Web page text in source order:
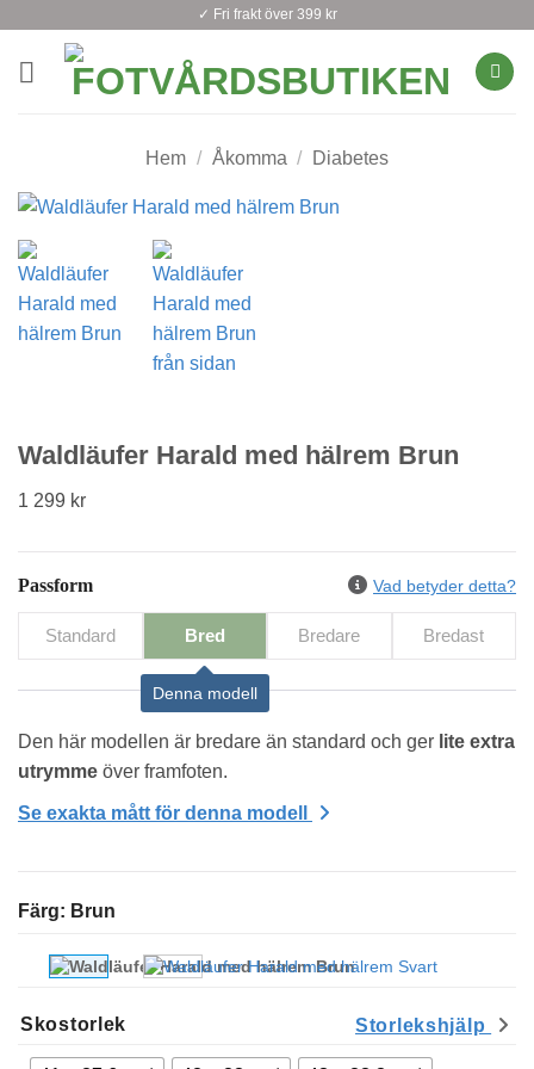
✓ Fri frakt över 399 kr
Hem / Åkomma / Diabetes
Waldläufer Harald med hälrem Brun
1 299 kr
Passform Vad betyder detta?
Standard Bred
Denna modell
Bredare Bredast
Den här modellen är bredare än standard och ger lite extra
utrymme över framfoten.
Se exakta mått för denna modell
Färg: Brun
Skostorlek Storlekshjälp